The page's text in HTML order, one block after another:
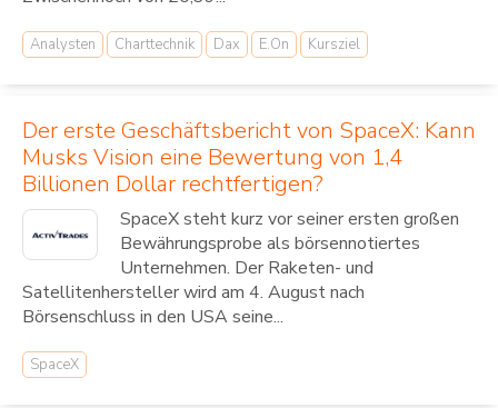
Analysten Charttechnik Dax E.On Kursziel
Der erste Geschäftsbericht von SpaceX: Kann
Musks Vision eine Bewertung von 1,4
Billionen Dollar rechtfertigen?
SpaceX steht kurz vor seiner ersten großen
Bewährungsprobe als börsennotiertes
Unternehmen. Der Raketen- und
Satellitenhersteller wird am 4. August nach
Börsenschluss in den USA seine...
SpaceX